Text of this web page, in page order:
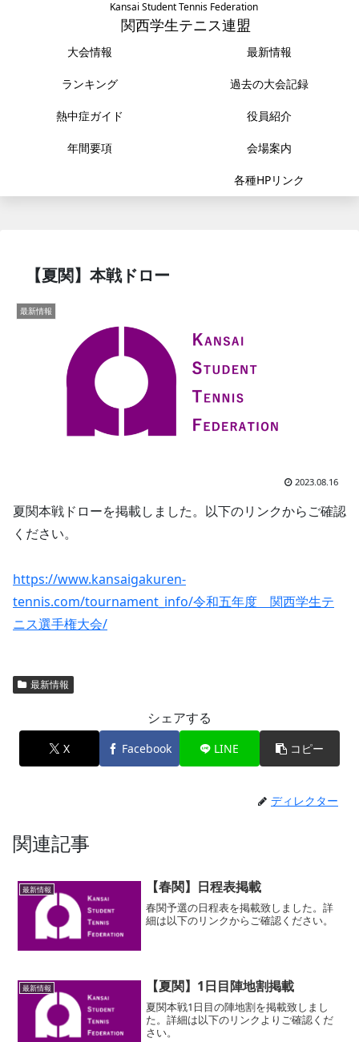
Kansai Student Tennis Federation
関西学生テニス連盟
大会情報 最新情報
ランキング 過去の大会記録
熱中症ガイド 役員紹介
年間要項 会場案内
各種HPリンク
【夏関】本戦ドロー
最新情報
2023.08.16
夏関本戦ドローを掲載しました。以下のリンクからご確認
ください。
https://www.kansaigakuren-
tennis.com/tournament_info/令和五年度 関西学生テ
ニス選手権大会/
最新情報
シェアする
X Facebook LINE コピー
ディレクター
関連記事
最新情報 【春関】日程表掲載
春関予選の日程表を掲載致しました。詳
細は以下のリンクからご確認ください。
最新情報 【夏関】1日目陣地割掲載
夏関本戦1日目の陣地割を掲載致しまし
た。詳細は以下のリンクよりご確認くだ
さい。